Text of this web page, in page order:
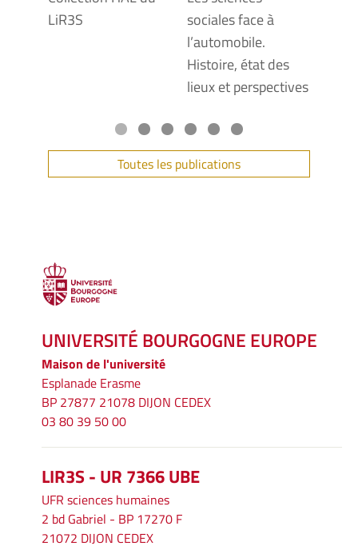
LiR3S
sociales face à
l’automobile.
Histoire, état des
lieux et perspectives
Toutes les publications
UNIVERSITÉ BOURGOGNE EUROPE
Maison de l'université
Esplanade Erasme
BP 27877 21078 DIJON CEDEX
03 80 39 50 00
LIR3S - UR 7366 UBE
UFR sciences humaines
2 bd Gabriel - BP 17270 F
21072 DIJON CEDEX